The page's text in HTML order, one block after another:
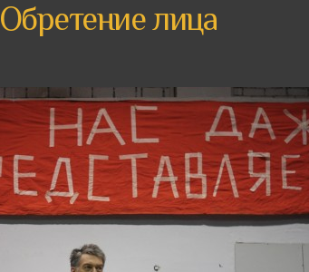
Обретение лица